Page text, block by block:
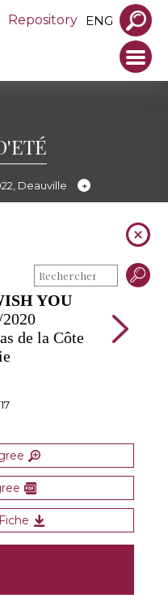
Repository ENG
Deauville
YOU
de la Côte